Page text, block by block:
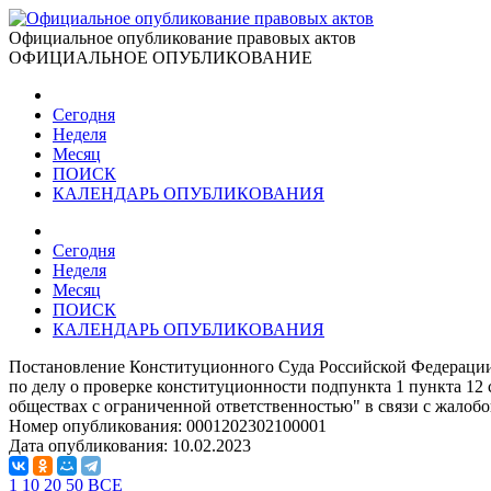
Официальное опубликование правовых актов
ОФИЦИАЛЬНОЕ ОПУБЛИКОВАНИЕ
Сегодня
Неделя
Месяц
ПОИСК
КАЛЕНДАРЬ ОПУБЛИКОВАНИЯ
Сегодня
Неделя
Месяц
ПОИСК
КАЛЕНДАРЬ ОПУБЛИКОВАНИЯ
Постановление Конституционного Суда Российской
по делу о проверке конституционности подпункта 1 пункта
обществах с ограниченной ответственностью" в связи с
Номер опубликования: 0001202302100001
Дата опубликования: 10.02.2023
1 10 20 50 ВСЕ